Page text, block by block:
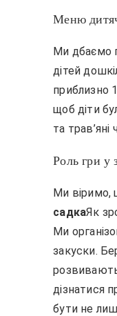
Меню
Ми дбаємо
дітей
приблизно
щоб діти
та
Роль гри у
Ми віримо,
садкаЯк
Ми
закуски.
розвивають
дізнатися
бути не